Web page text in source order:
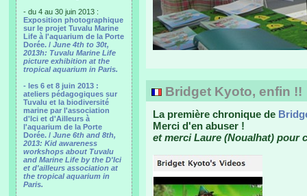
- du 4 au 30 juin 2013 :
Exposition photographique
sur le projet Tuvalu Marine
Life à l'aquarium de la Porte
Dorée. / June 4th to 30t,
2013h: Tuvalu Marine Life
picture exhibition at the
tropical aquarium in Paris.
- les 6 et 8 juin 2013 :
ateliers pédagogiques sur
Tuvalu et la biodiversité
marine par l'association
d'Ici et d'Ailleurs à
l'aquarium de la Porte
Dorée. / June 6th and 8th,
2013: Kid awareness
workshops about Tuvalu
and Marine Life by the D'Ici
et d'ailleurs association at
the tropical aquarium in
Paris.
Bridget Kyoto, enfin !!
La première chronique de
Merci d'en abuser !
et merci Laure (Noualhat) pour